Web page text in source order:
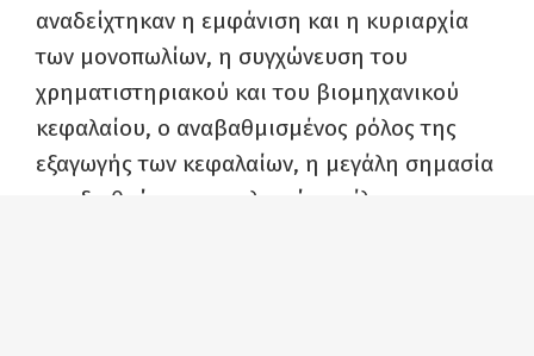
αναδείχτηκαν η εμφάνιση και η κυριαρχία
των μονοπωλίων, η συγχώνευση του
χρηματιστηριακού και του βιομηχανικού
κεφαλαίου, ο αναβαθμισμένος ρόλος της
εξαγωγής των κεφαλαίων, η μεγάλη σημασία
των διεθνών μονοπωλιακών ομίλων που